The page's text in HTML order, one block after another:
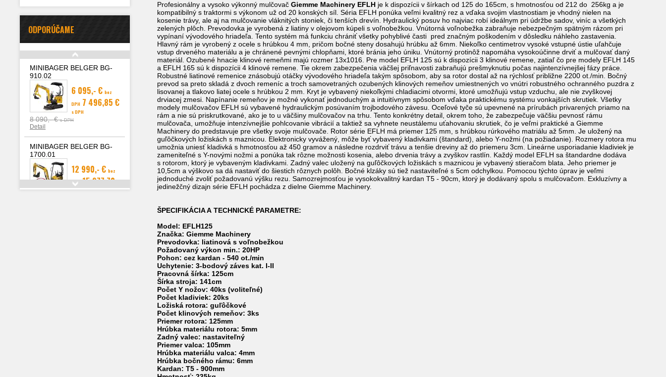
ODPORÚČAME
MINIBAGER BELGER BG-
910.02
6 095,- € bez
DPH 7 496,85 €
s DPH
8 090,- €s DPH
Detail
MINIBAGER BELGER BG-
1700.01
12 990,- € bez
DPH
15 977,70
€
Profesionálny a vysoko výkonný mulčovačGiemme Machinery EFLH je k dispozícii v šírkach od 125 do 165cm, s hmotnosťou od 212 do 256kg a je
kompatibilný s traktormi s výkonom už od 20 konských síl. Séria EFLH ponúka veľmi kvalitný rez a vďaka svojim vlastnostiam je vhodný nielen na
kosenie trávy, ale aj na mulčovanie vláknitých stoniek, či tenších drevín. Hydraulický posuv ho najviac robí ideálnym pri údržbe sadov, viníc a všetkých
zelených plôch. Prevodovka je vyrobená z liatiny v olejovom kúpeli s voľnobežkou. Vnútorná voľnobežka zabraňuje nebezpečným spätným rázom pri
vypínaní vývodového hriadeľa. Tento systém má funkciu chrániť všetky pohyblivé časti pred značným poškodením v dôsledku náhleho zastavenia.
Hlavný rám je vyrobený z ocele s hrúbkou 4 mm, pričom bočné steny dosahujú hrúbku až 6mm. Niekoľko centimetrov vysoké vstupné ústie uľahčuje
vstup drveného materiálu a je chránené pevnými chlopňami, ktoré bránia jeho úniku. Vnútorný protinôž napomáha vysokoúčinne drviť a mulčovať daný
materiál. Ozubené hnacie klinové remeňmi majú rozmer 13x1016. Pre model EFLH 125 sú k dispozícii 3 klinové remene, zatiaľ čo pre modely EFLH 145
a EFLH 165 sú k dispozícii 4 klinové remene. Tie okrem zabezpečenia väčšej priľnavosti zabraňujú prešmyknutiu počas najintenzívnejšej fázy práce.
Robustné liatinové remenice znásobujú otáčky vývodového hriadeľa takým spôsobom, aby sa rotor dostal až na rýchlosť približne 2200 ot./min. Bočný
prevod sa preto skladá z dvoch remeníc a troch samovetraných ozubených klinových remeňov umiestnených vo vnútri robustného ochranného puzdra z
lisovanej a tlakovo liatej ocele s hrúbkou 2 mm. Kryt je vybavený niekoľkými chladiacimi otvormi, ktoré umožňujú vstup vzduchu, ale nie zvyškovej
drviacej zmesi. Napínanie remeňov je možné vykonať jednoduchým a intuitívnym spôsobom vďaka praktickému systému vonkajších skrutiek. Všetky
modely mulčovačov EFLH sú vybavené hydraulickým posúvaním trojbodového závesu. Oceľové tyče sú upevnené na prírubách privarených priamo na
rám a nie sú priskrutkované, ako je to u väčšiny mulčovačov na trhu. Tento konkrétny detail, okrem toho, že zabezpečuje väčšiu pevnosť rámu
mulčovača, umožňuje intenzívnejšie pohlcovanie vibrácií a taktiež sa vyhnete neustálemu uťahovaniu skrutiek, čo je veľmi praktické a Giemme
Machinery do predstavuje pre všetky svoje mulčovače. Rotor série EFLH má priemer 125 mm, s hrúbkou rúrkového matriálu až 5mm. Je uložený na
guľôčkových ložiskách s maznicou. Elektronicky vyvážený, môže byť vybavený kladivkami (štandard), alebo Y-nožmi (na požiadanie). Rozmery rotora mu
umožnia uniesť kladivká s hmotnosťou až 450 gramov a následne rozdrviť trávu a tenšie dreviny až do priemeru 3cm. Lineárne usporiadanie kladiviek je
zameniteľné s Y-novými nožmi a ponúka tak rôzne možnosti kosenia, alebo drvenia trávy a zvyškov rastlín. Každý model EFLH sa štandardne dodáva
s rotorom, ktorý je vybaveným kladivkami. Zadný valec uložený na guľôčkových ložiskách s maznicou je vybavený stieračom blata. Jeho priemer je
10,5cm a výškovo sa dá nastaviť do šiestich rôznych polôh. Bočné klzáky sú tiež nastaviteľné s 5cm odchylkou. Pomocou týchto úprav je veľmi
jednoduché zvoliť požadovanú výšku rezu. Samozrejmosťou je vysokokvalitný kardan T5 - 90cm, ktorý je dodávaný spolu s mulčovačom. Exkluzívny a
jedinežčný dizajn série EFLH pochádza z dielne Giemme Machinery.
ŠPECIFIKÁCIA A TECHNICKÉ PARAMETRE:
Model: EFLH125
Značka: Giemme Machinery
Prevodovka: liatinová s voľnobežkou
Požadovaný výkon min.: 20HP
Pohon: cez kardan - 540 ot./min
Uchytenie: 3-bodový záves kat. I-II
Pracovná šírka: 125cm
Šírka stroja: 141cm
Počet Y nožov: 40ks(voliteľné)
Počet kladiviek: 20ks
Ložiská rotora: guľôčkové
Počet klinových remeňov: 3ks
Priemer rotora: 125mm
Hrúbka materiálu rotora: 5mm
Zadný valec: nastaviteľný
Priemer valca: 105mm
Hrúbka materiálu valca: 4mm
Hrúbka bočného rámu: 6mm
Kardan: T5 - 900mm